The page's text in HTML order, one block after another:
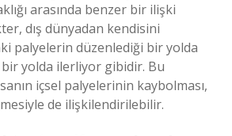
arasında benzer bir ilişki
dış dünyadan kendisini
palyelerin düzenlediği bir yolda
yolda ilerliyor gibidir. Bu
içsel palyelerinin kaybolması,
de ilişkilendirilebilir.